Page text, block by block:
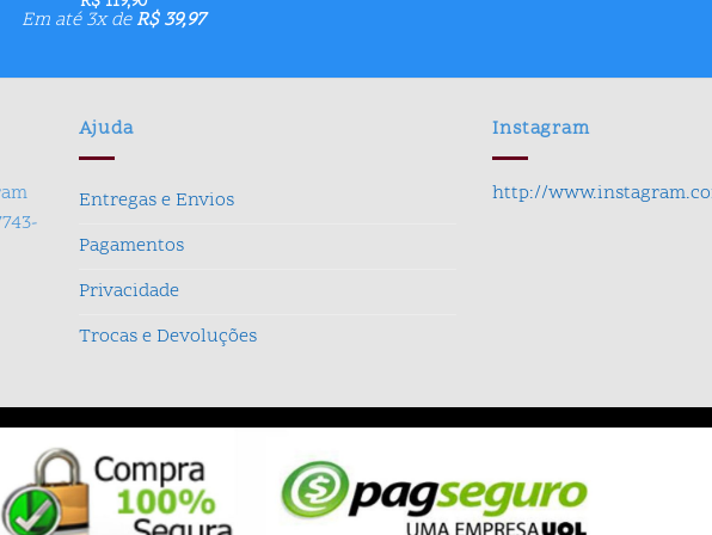
Em até 3x deR$39,97
Ajuda
Entregas e Envios
Pagamentos
Privacidade
Trocas e Devoluções
Instagram
http://